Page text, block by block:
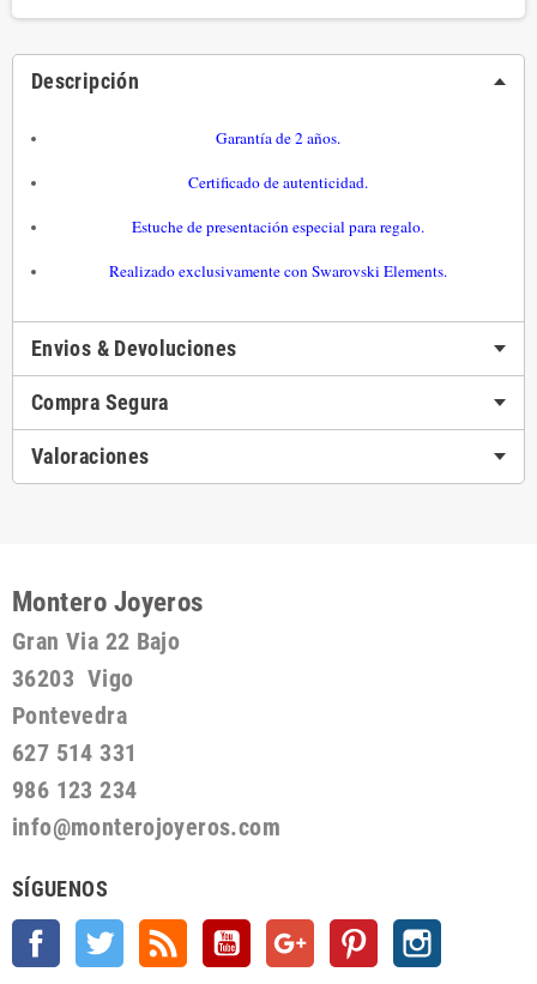
Descripción
Garantía de 2 años.
Certificado de autenticidad.
Estuche de presentación especial para regalo.
Realizado exclusivamente conSwarovski Elements.
Envios & Devoluciones
Compra Segura
Valoraciones
Montero Joyeros
Gran Via 22 Bajo
36203 Vigo
Pontevedra
627 514 331
986 123 234
info@monterojoyeros.com
SÍGUENOS
Facebook Twitter YouTube Google + Pinterest